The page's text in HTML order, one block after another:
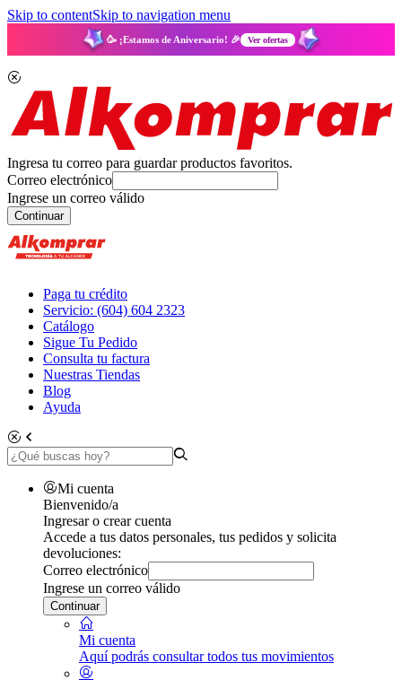
Skip to contentSkip to navigation menu
🥳 ¡Estamos de Aniversario! 🎉 Ver ofertas
Ingresa tu correo para guardar productos favoritos.
Correo electrónico
Ingrese un correo válido
Continuar
Paga tu crédito
Servicio: (604) 604 2323
Catálogo
Sigue Tu Pedido
Consulta tu factura
Nuestras Tiendas
Blog
Ayuda
Mi cuenta
Bienvenido/a
Ingresar o crear cuenta
Accede a tus datos personales, tus pedidos y solicita
devoluciones:
Correo electrónico
Ingrese un correo válido
Continuar
Mi cuenta
Aquí podrás consultar todos tus movimientos